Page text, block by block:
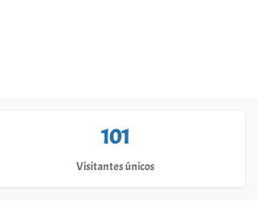
101
Visitantes únicos